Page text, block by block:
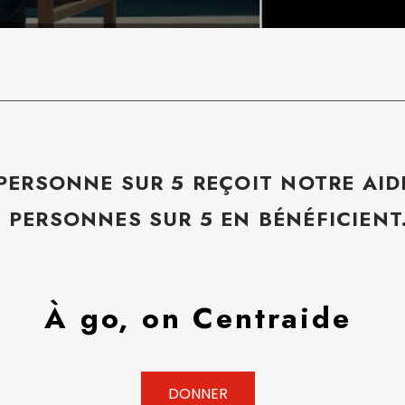
SUR 5 REÇOIT NOTRE
PERSONNES SUR 5 EN
À go, on Centraide
DONNER